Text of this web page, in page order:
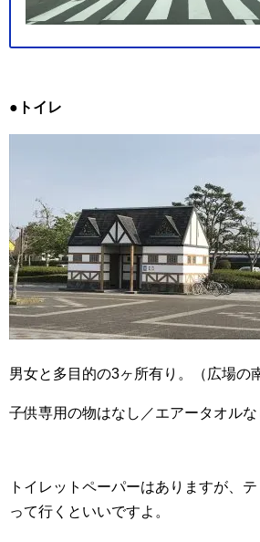
●トイレ
男女と多目的の3ヶ所有り。（広場の
子供専用の物はなし／エアータオルな
トイレットペーパーはありますが、
って行くといいですよ。